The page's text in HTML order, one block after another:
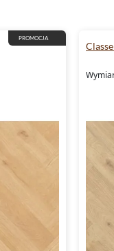
wariantów
naturalny
- możesz
Chambord
PROMOCJA